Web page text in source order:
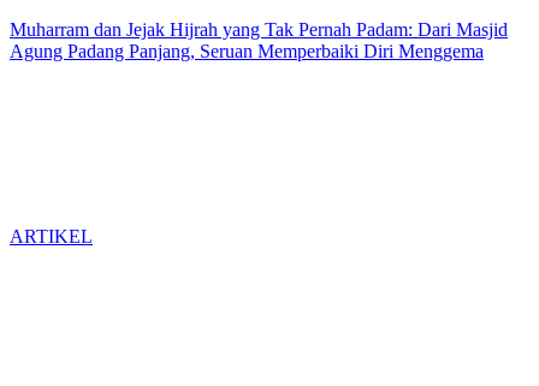
Muharram dan Jejak Hijrah yang Tak Pernah Padam: Dari Masjid
Agung Padang Panjang, Seruan Memperbaiki Diri Menggema
ARTIKEL